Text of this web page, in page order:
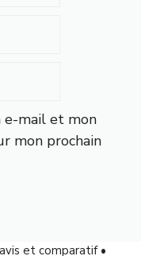
e-mail et mon
mon prochain
et comparatif •